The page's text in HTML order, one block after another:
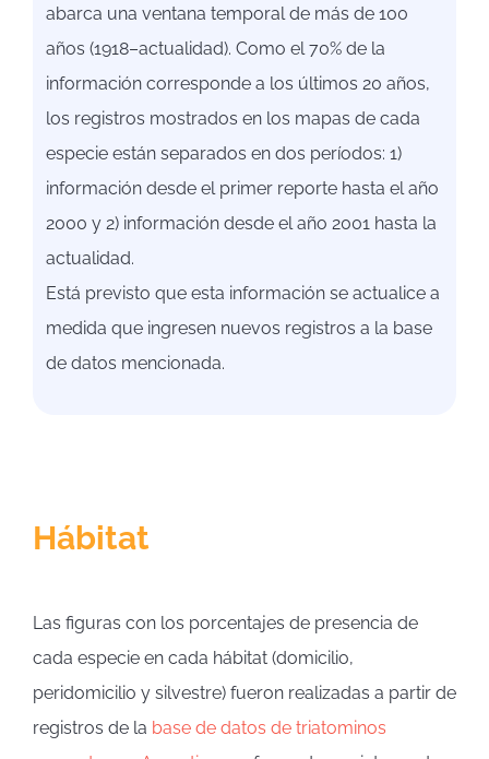
abarca una ventana temporal de más de 100
años (1918–actualidad). Como el 70% de la
información corresponde a los últimos 20 años,
los registros mostrados en los mapas de cada
especie están separados en dos períodos: 1)
información desde el primer reporte hasta el año
2000 y 2) información desde el año 2001 hasta la
actualidad.
Está previsto que esta información se actualice a
medida que ingresen nuevos registros a la base
de datos mencionada.
Hábitat
Las figuras con los porcentajes de presencia de
cada especie en cada hábitat (domicilio,
peridomicilio y silvestre) fueron realizadas a partir de
registros de la base de datos de triatominos